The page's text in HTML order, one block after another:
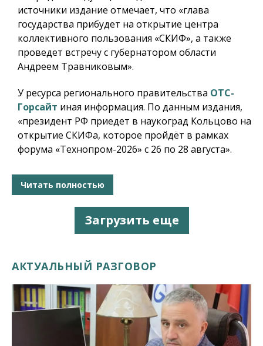
источники издание отмечает, что «глава
государства прибудет на открытие центра
коллективного пользования «СКИФ», а также
проведет встречу с губернатором области
Андреем Травниковым».
У ресурса регионального правительства ОТС-
Горсайт иная информация. По данным издания,
«президент РФ приедет в наукоград Кольцово на
открытие СКИФа, которое пройдёт в рамках
форума «Технопром-2026» с 26 по 28 августа».
Читать полностью
Загрузить еще
АКТУАЛЬНЫЙ РАЗГОВОР